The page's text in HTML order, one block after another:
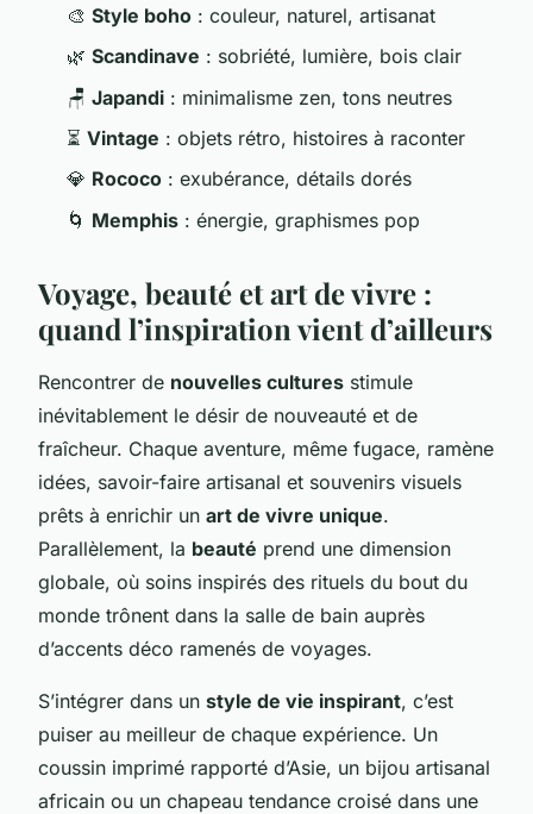
🎨 Style boho : couleur, naturel, artisanat
🌿 Scandinave : sobriété, lumière, bois clair
🪑 Japandi : minimalisme zen, tons neutres
⏳ Vintage : objets rétro, histoires à raconter
💎 Rococo : exubérance, détails dorés
🌀 Memphis : énergie, graphismes pop
Voyage, beauté et art de vivre :
quand l’inspiration vient d’ailleurs
Rencontrer de nouvelles cultures stimule
inévitablement le désir de nouveauté et de
fraîcheur. Chaque aventure, même fugace, ramène
idées, savoir-faire artisanal et souvenirs visuels
prêts à enrichir un art de vivre unique.
Parallèlement, la beauté prend une dimension
globale, où soins inspirés des rituels du bout du
monde trônent dans la salle de bain auprès
d’accents déco ramenés de voyages.
S’intégrer dans un style de vie inspirant, c’est
puiser au meilleur de chaque expérience. Un
coussin imprimé rapporté d’Asie, un bijou artisanal
africain ou un chapeau tendance croisé dans une